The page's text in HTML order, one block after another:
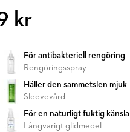
kr
För antibakteriell rengöring
Rengöringsspray
Håller den sammetslen mjuk
Sleevevård
För en naturligt fuktig känsla
Långvarigt glidmedel